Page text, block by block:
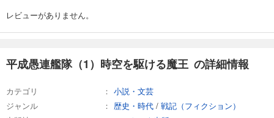
レビューがありません。
平成愚連艦隊（1）時空を駆ける魔王 の詳細情報
カテゴリ
小説・文芸
ジャンル
歴史・時代 / 戦記（フィクション）